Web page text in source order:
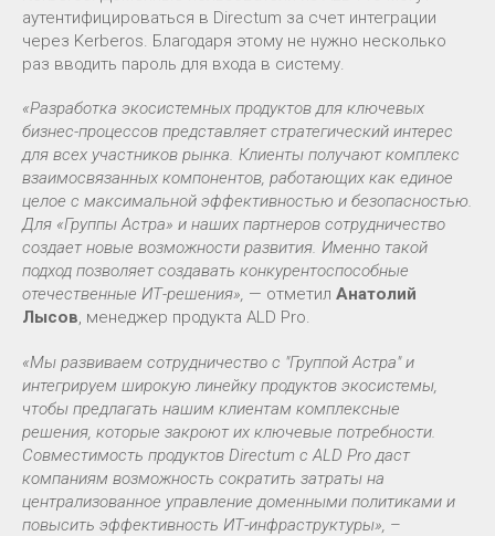
аутентифицироваться в Directum за счет интеграции
через Kerberos. Благодаря этому не нужно несколько
раз вводить пароль для входа в систему.
«Разработка экосистемных продуктов для ключевых
бизнес-процессов представляет стратегический интерес
для всех участников рынка. Клиенты получают комплекс
взаимосвязанных компонентов, работающих как единое
целое с максимальной эффективностью и безопасностью.
Для «Группы Астра» и наших партнеров сотрудничество
создает новые возможности развития. Именно такой
подход позволяет создавать конкурентоспособные
отечественные ИТ-решения», — отметил Анатолий
Лысов, менеджер продукта ALD Pro.
«Мы развиваем сотрудничество с "Группой Астра" и
интегрируем широкую линейку продуктов экосистемы,
чтобы предлагать нашим клиентам комплексные
решения, которые закроют их ключевые потребности.
Совместимость продуктов Directum с ALD Pro даст
компаниям возможность сократить затраты на
централизованное управление доменными политиками и
повысить эффективность ИТ-инфраструктуры», –